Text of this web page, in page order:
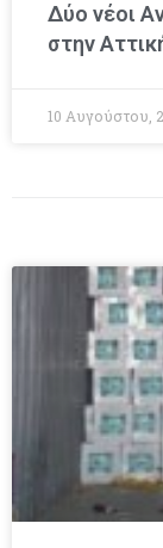
Δύο νέοι
στην
10 Αυγούστου,